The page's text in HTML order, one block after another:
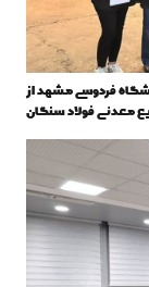
فردوسی مشهد از
معدنی فولاد سنگان